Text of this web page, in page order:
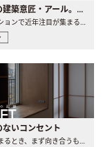
大注目の建築意匠・アール。人気の理由と空間に取り入れるポイント
リノベーションで近年注目が集まる建築意匠の一つであるアール..
ないコンセント
現場が始まるとき、まず向き合うものの一つがコンセントです..